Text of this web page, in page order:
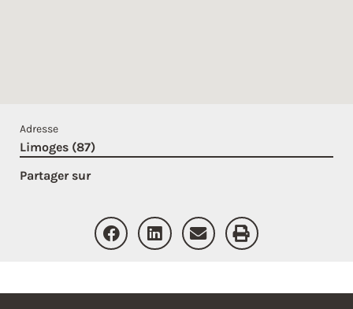
Adresse
Limoges (87)
Partager sur